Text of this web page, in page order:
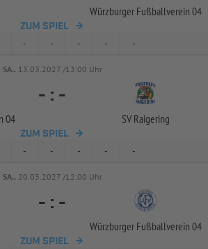
Würzburger Fußballverein 04
ZUM SPIEL
- - - - -
SA.. 13.03.2027 /13:00 Uhr
04
- : -
SV Raigering
ZUM SPIEL
- - - - -
SA.. 20.03.2027 /12:00 Uhr
- : -
Würzburger Fußballverein 04
ZUM SPIEL